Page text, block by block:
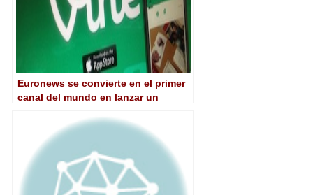
Euronews se convierte en el primer
canal del mundo en lanzar un